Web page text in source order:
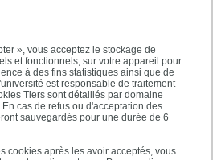
», vous acceptez le stockage de
et fonctionnels, sur votre appareil pour
à des fins statistiques ainsi que de
est responsable de traitement
Tiers sont détaillés par domaine
cas de refus ou d'acceptation des
sauvegardés pour une durée de 6
cookies après les avoir acceptés, vous